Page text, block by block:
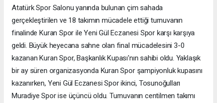
Atatürk Spor Salonu yanında bulunan çim sahada
gerçekleştirilen ve 18 takımın mücadele ettiği turnuvanın
finalinde Kuran Spor ile Yeni Gül Eczanesi Spor karşı karşıya
geldi. Büyük heyecana sahne olan final mücadelesini 3-0
kazanan Kuran Spor, Başkanlık Kupası'nın sahibi oldu. Yaklaşık
bir ay süren organizasyonda Kuran Spor şampiyonluk kupasını
kazanırken, Yeni Gül Eczanesi Spor ikinci, Tosunoğulları
Muradiye Spor ise üçüncü oldu. Turnuvanın centilmen takımı